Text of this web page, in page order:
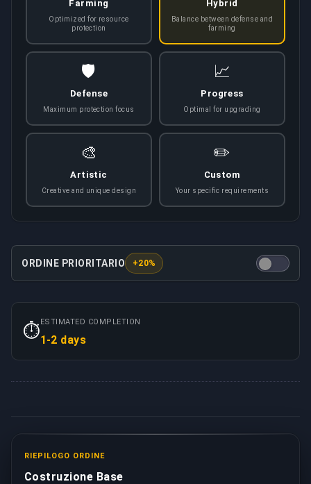
Farming
Optimized for resource
protection
Hybrid
Balance between defense and
farming
🛡️
Defense
Maximum protection focus
📈
Progress
Optimal for upgrading
🎨
Artistic
Creative and unique design
✏️
Custom
Your specific requirements
Questa opzione garantisce che il tuo ordine venga
ORDINE PRIORITARIO +20%
⏱️ESTIMATED COMPLETION
1-2 days
RIEPILOGO ORDINE
Costruzione Base